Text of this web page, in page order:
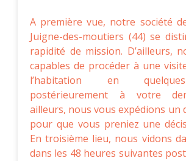
A première vue, notre société
Juigne-des-moutiers (44) se
rapidité de mission. D’ailleurs,
capables de procéder à une
l’habitation en
postérieurement à votre
ailleurs, nous vous expédions un
pour que vous preniez une
En troisième lieu, nous vidons
dans les 48 heures suivantes